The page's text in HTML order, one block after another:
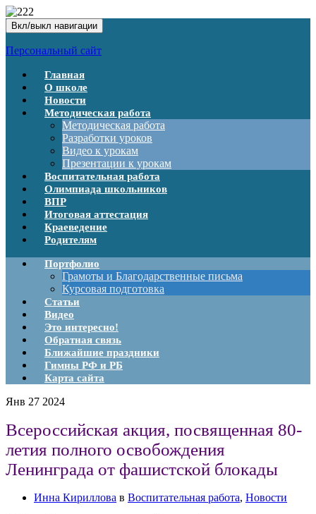
Вкл/выкл навигации
Персональный сайт
Главная
О школе
Новости
Методическая работа
Методическая работа
Разработки уроков
Видео к урокам
Презентации к урокам
Воспитательная работа
Олимпиада школьников
ВПР
Итоговая аттестация
Краеведение
Родителям
Портфолио
Грамоты и Благодарственные письма
Курсовая подготовка
Статьи
Видео
Это интересно!
Обратная связь
Ближайшие праздники
Гимны РФ и РБ
Карта сайта
Янв 27 2024
Всероссийская акция, посвященная 80-
летия полного освобождения
Ленинграда от фашистской блокады
Инна Кириллова в Воспитательная работа, Новости